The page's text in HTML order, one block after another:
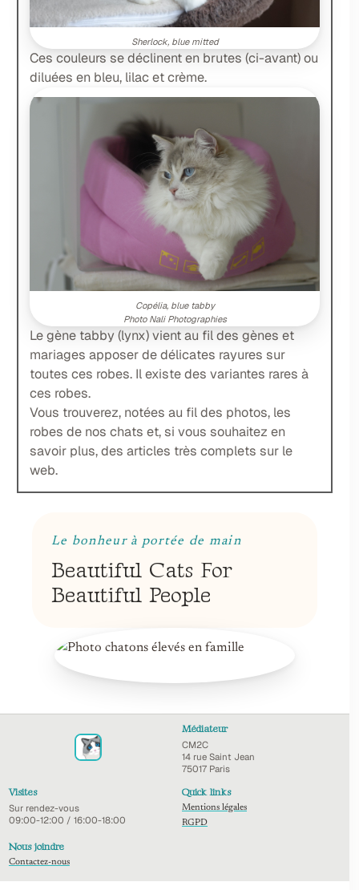
Sherlock, blue mitted
Ces couleurs se déclinent en brutes (ci-avant) ou
diluées en bleu, lilac et crème.
Copélia, blue tabby
Photo Nali Photographies
Le gène tabby (lynx) vient au fil des gènes et
mariages apposer de délicates rayures sur
toutes ces robes. Il existe des variantes rares à
ces robes.
Vous trouverez, notées au fil des photos, les
robes de nos chats et, si vous souhaitez en
savoir plus, des articles très complets sur le
web.
Le bonheur à portée de main
Beautiful Cats For
Beautiful People
Médiateur
CM2C
14 rue Saint Jean
75017 Paris
Visites
Sur rendez-vous
09:00-12:00 / 16:00-18:00
Quick links
Mentions légales
RGPD
Nous joindre
Contactez-nous